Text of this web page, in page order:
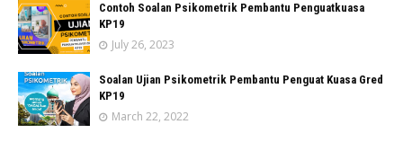
Contoh Soalan Psikometrik Pembantu Penguatkuasa
KP19
July 26, 2023
Soalan Ujian Psikometrik Pembantu Penguat Kuasa Gred
KP19
March 22, 2022